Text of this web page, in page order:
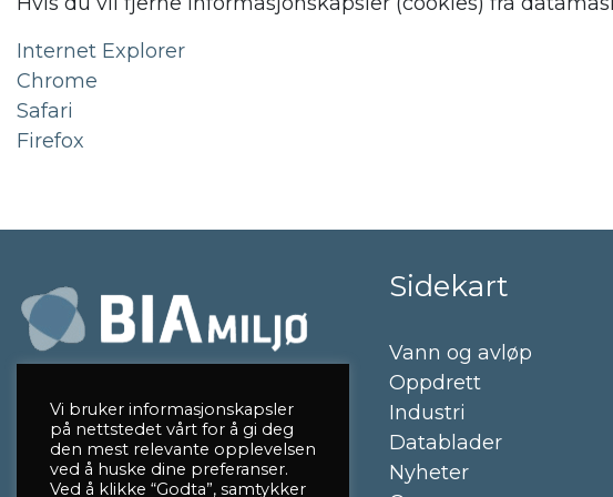
Internet Explorer
Chrome
Safari
Firefox
Sidekart
Vann og avløp
Oppdrett
Industri
Datablader
Nyheter
Vi bruker informasjonskapsler
på nettstedet vårt for å gi deg
den mest relevante opplevelsen
ved å huske dine preferanser.
Ved å klikke “Godta”, samtykker